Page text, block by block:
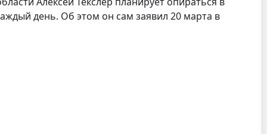
день. Об этом он сам заявил 20 марта в